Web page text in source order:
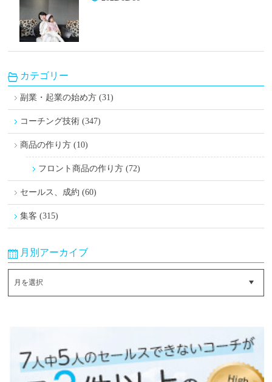
カテゴリー
副業・起業の始め方 (31)
コーチング技術 (347)
商品の作り方 (10)
フロント商品の作り方 (72)
セールス、成約 (60)
集客 (315)
月別アーカイブ